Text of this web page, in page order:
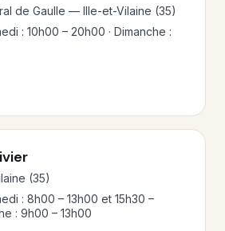
de Gaulle — Ille-et-Vilaine (35)
: 10h00 – 20h00 · Dimanche :
(35)
: 8h00 – 13h00 et 15h30 –
: 9h00 – 13h00